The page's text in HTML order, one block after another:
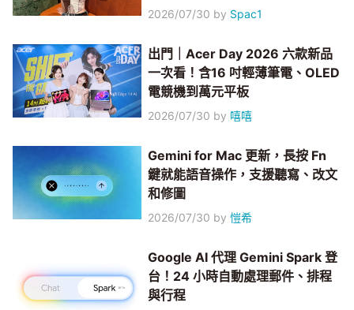
2026/07/30 by Spac1
出門｜Acer Day 2026 六款新品
一次看！含16 吋輕薄筆電、OLED
電競機到萬元平板
2026/07/30 by 嘻嘻
Gemini for Mac 更新，長按 Fn
鍵就能語音操作，支援聽寫、改文
和修圖
2026/07/30 by愷希
Google AI 代理 Gemini Spark 登
台！24 小時自動處理郵件、排程
與行程